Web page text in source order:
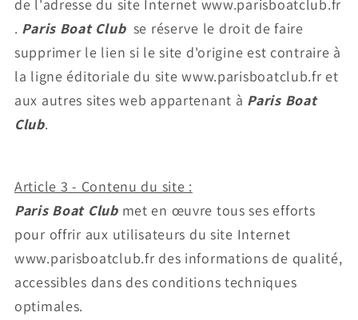
de l'adresse du site Internet www.parisboatclub.fr
. Paris Boat Club se réserve le droit de faire
supprimer le lien si le site d'origine est contraire à
la ligne éditoriale du site www.parisboatclub.fr et
aux autres sites web appartenant à Paris Boat
Club.
Article 3 - Contenu du site :
Paris Boat Clubmet en œuvre tous ses efforts
pour offrir aux utilisateurs du site Internet
www.parisboatclub.fr des informations de qualité,
accessibles dans des conditions techniques
optimales.